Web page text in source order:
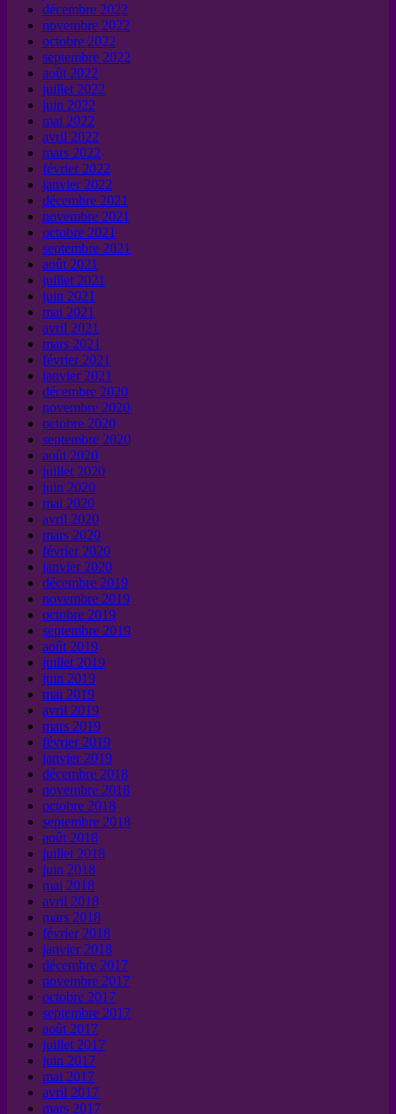
décembre 2022
novembre 2022
octobre 2022
septembre 2022
août 2022
juillet 2022
juin 2022
mai 2022
avril 2022
mars 2022
février 2022
janvier 2022
décembre 2021
novembre 2021
octobre 2021
septembre 2021
août 2021
juillet 2021
juin 2021
mai 2021
avril 2021
mars 2021
février 2021
janvier 2021
décembre 2020
novembre 2020
octobre 2020
septembre 2020
août 2020
juillet 2020
juin 2020
mai 2020
avril 2020
mars 2020
février 2020
janvier 2020
décembre 2019
novembre 2019
octobre 2019
septembre 2019
août 2019
juillet 2019
juin 2019
mai 2019
avril 2019
mars 2019
février 2019
janvier 2019
décembre 2018
novembre 2018
octobre 2018
septembre 2018
août 2018
juillet 2018
juin 2018
mai 2018
avril 2018
mars 2018
février 2018
janvier 2018
décembre 2017
novembre 2017
octobre 2017
septembre 2017
août 2017
juillet 2017
juin 2017
mai 2017
avril 2017
mars 2017